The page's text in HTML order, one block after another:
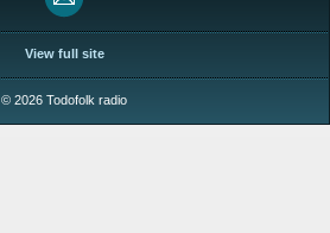
View full site
© 2026 Todofolk radio